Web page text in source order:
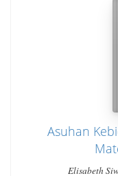
Asuhan
Elisabeth